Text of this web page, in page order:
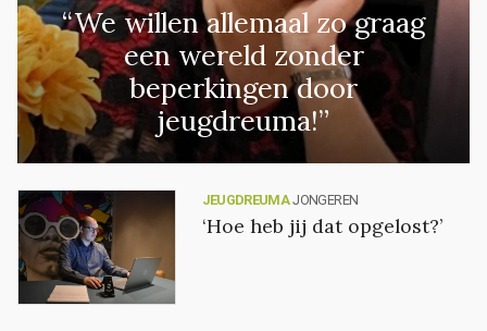
“We willen allemaal zo graag
een wereld zonder
beperkingen door
jeugdreuma!”
JEUGDREUMA JONGEREN
‘Hoe heb jij dat opgelost?’